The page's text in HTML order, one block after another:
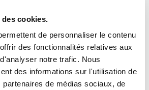
cookies.
de personnaliser le contenu
des fonctionnalités relatives aux
notre trafic. Nous
des informations sur l'utilisation de
de médias sociaux, de
ce revendeur s’occupe de
à votre maison et au produit